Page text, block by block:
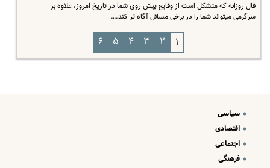
فال روزانه که متشکل است از وقایع پیش روی شما در تاریخ امروز، علاوه بر
سرگرمی میتواند شما را در برخی مسائل آگاه تر کند.…
۱ ۲ ۳ ۴ ۵ ۶
سیاسی
اقتصادی
اجتماعی
فرهنگی